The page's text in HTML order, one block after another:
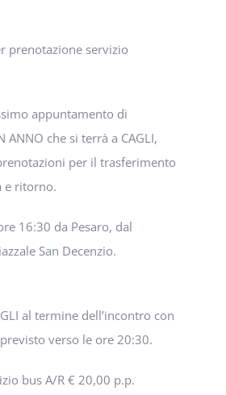
prenotazione servizio
appuntamento di
ANNO che si terrà a CAGLI,
per il trasferimento
e ritorno.
16:30 da Pesaro, dal
San Decenzio.
al termine dell’incontro con
verso le ore 20:30.
bus A/R € 20,00 p.p.